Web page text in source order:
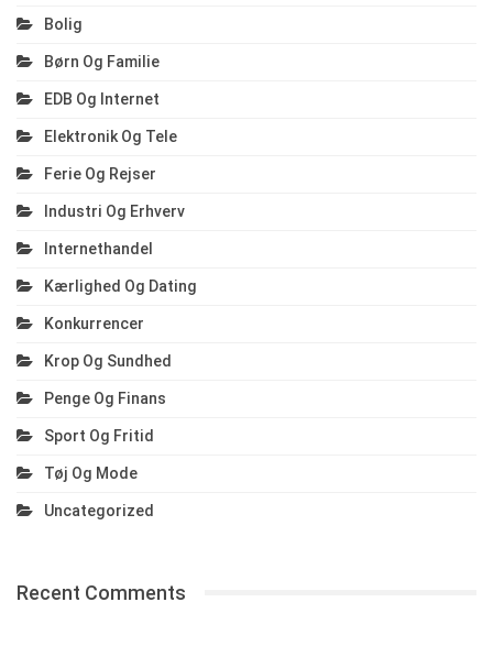
Bolig
Børn Og Familie
EDB Og Internet
Elektronik Og Tele
Ferie Og Rejser
Industri Og Erhverv
Internethandel
Kærlighed Og Dating
Konkurrencer
Krop Og Sundhed
Penge Og Finans
Sport Og Fritid
Tøj Og Mode
Uncategorized
Recent Comments